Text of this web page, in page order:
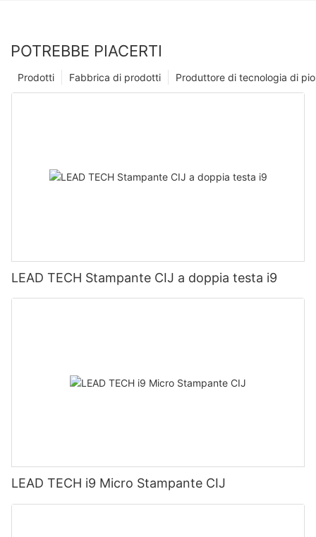
POTREBBE PIACERTI
Produttore di tecnologia di
Fabbrica di prodotti
Prodotti
LEAD TECH Stampante CIJ a doppia testa i9
LEAD TECH i9 Micro Stampante CIJ